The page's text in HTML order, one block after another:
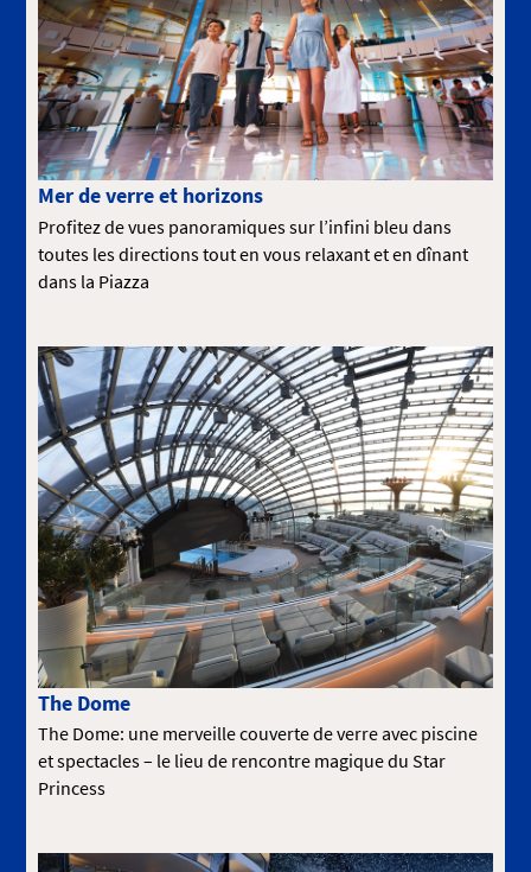
Mer de verre et horizons
Profitez de vues panoramiques sur l’infini bleu dans
toutes les directions tout en vous relaxant et en dînant
dans la Piazza
The Dome
The Dome: une merveille couverte de verre avec piscine
et spectacles – le lieu de rencontre magique du Star
Princess